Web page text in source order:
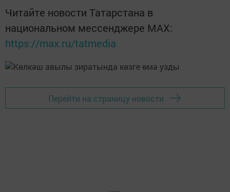
Читайте новости Татарстана в
национальном мессенджере MАХ:
https://max.ru/tatmedia
Перейти на страницу новости